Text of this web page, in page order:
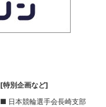
[特別企画など]
■ 日本競輪選手会長崎支部